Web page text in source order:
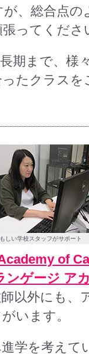
、総合点の
ってくださ
期まで、様
たクラスを
しい学校スタッフがサポート
of
ンゲージ ア
以外にも、
います。
学を考えて